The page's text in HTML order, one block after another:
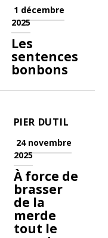
1 décembre
2025
Les
sentences
bonbons
PIER DUTIL
24 novembre
2025
À force de
brasser
de la
merde
tout le